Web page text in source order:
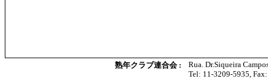
熟年クラブ連合会 :
Rua. Dr.Siqueira
Tel: 11-3209-5935,